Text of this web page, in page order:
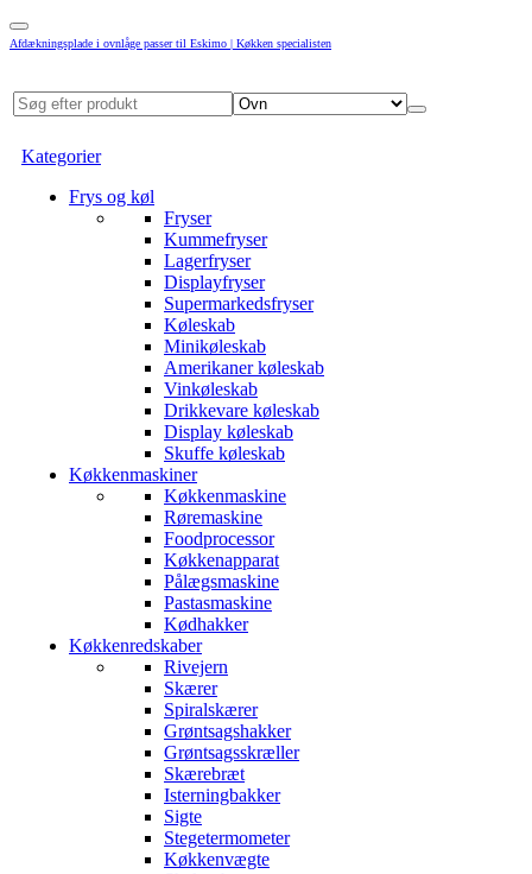
Afdækningsplade i ovnlåge passer til Eskimo | Køkken specialisten
Kategorier
Frys og køl
Fryser
Kummefryser
Lagerfryser
Displayfryser
Supermarkedsfryser
Køleskab
Minikøleskab
Amerikaner køleskab
Vinkøleskab
Drikkevare køleskab
Display køleskab
Skuffe køleskab
Køkkenmaskiner
Køkkenmaskine
Røremaskine
Foodprocessor
Køkkenapparat
Pålægsmaskine
Pastasmaskine
Kødhakker
Køkkenredskaber
Rivejern
Skærer
Spiralskærer
Grøntsagshakker
Grøntsagsskræller
Skærebræt
Isterningbakker
Sigte
Stegetermometer
Køkkenvægte